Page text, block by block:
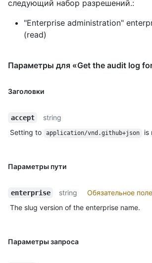
следующий набор разрешений.:
"Enterprise administration"
(read)
Параметры для «Get the audit log
Заголовки
accept
string
Setting to
application/vnd.github+json is
Параметры пути
enterprise string
Обязательное поле
The slug version of the enterprise name.
Параметры запроса